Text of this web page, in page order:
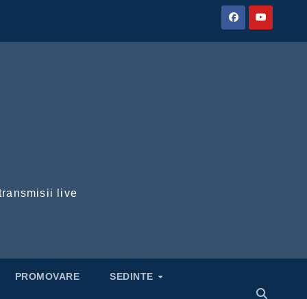
live
PROMOVARE SEDINTE